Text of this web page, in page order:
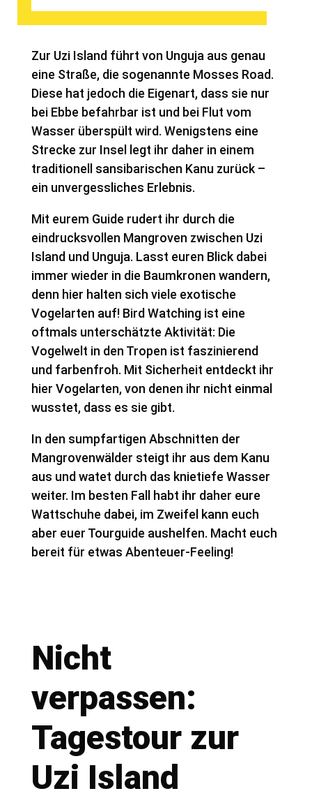
Zur Uzi Island führt von Unguja aus genau
eine Straße, die sogenannte Mosses Road.
Diese hat jedoch die Eigenart, dass sie nur
bei Ebbe befahrbar ist und bei Flut vom
Wasser überspült wird. Wenigstens eine
Strecke zur Insel legt ihr daher in einem
traditionell sansibarischen Kanu zurück –
ein unvergessliches Erlebnis.
Mit eurem Guide rudert ihr durch die
eindrucksvollen Mangroven zwischen Uzi
Island und Unguja. Lasst euren Blick dabei
immer wieder in die Baumkronen wandern,
denn hier halten sich viele exotische
Vogelarten auf! Bird Watching ist eine
oftmals unterschätzte Aktivität: Die
Vogelwelt in den Tropen ist faszinierend
und farbenfroh. Mit Sicherheit entdeckt ihr
hier Vogelarten, von denen ihr nicht einmal
wusstet, dass es sie gibt.
In den sumpfartigen Abschnitten der
Mangrovenwälder steigt ihr aus dem Kanu
aus und watet durch das knietiefe Wasser
weiter. Im besten Fall habt ihr daher eure
Wattschuhe dabei, im Zweifel kann euch
aber euer Tourguide aushelfen. Macht euch
bereit für etwas Abenteuer-Feeling!
Nicht
verpassen:
Tagestour zur
Uzi Island